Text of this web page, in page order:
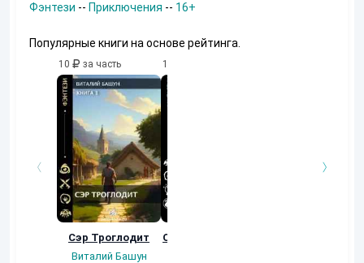
Фэнтези -- Приключения -- 16+
Популярные книги на основе рейтинга.
10 за часть
Сэр Троглодит
Виталий Башун
10
Осколки прошлого